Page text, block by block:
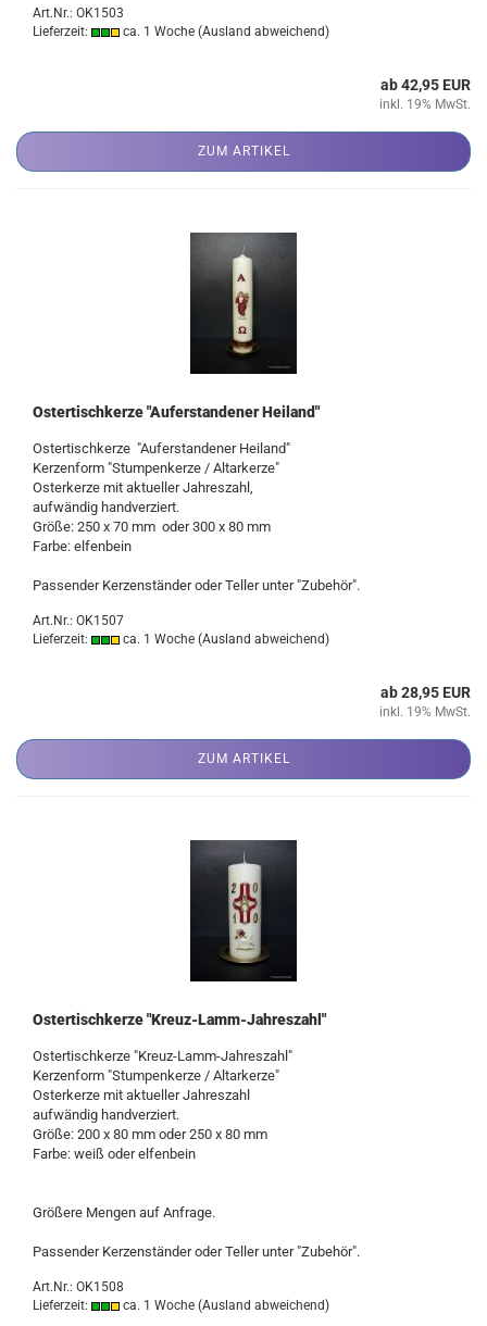
Art.Nr.: OK1503
Lieferzeit:
ca. 1 Woche (Ausland abweichend)
ab 42,95 EUR
inkl. 19% MwSt.
ZUM ARTIKEL
Ostertischkerze "Auferstandener Heiland"
Ostertischkerze "Auferstandener Heiland"
Kerzenform "Stumpenkerze / Altarkerze"
Osterkerze mit aktueller Jahreszahl,
aufwändig handverziert.
Größe: 250 x 70 mm oder 300 x 80 mm
Farbe: elfenbein
Passender Kerzenständer oder Teller unter "Zubehör".
Art.Nr.: OK1507
Lieferzeit:
ca. 1 Woche (Ausland abweichend)
ab 28,95 EUR
inkl. 19% MwSt.
ZUM ARTIKEL
Ostertischkerze "Kreuz-Lamm-Jahreszahl"
Ostertischkerze "Kreuz-Lamm-Jahreszahl"
Kerzenform "Stumpenkerze / Altarkerze"
Osterkerze mit aktueller Jahreszahl
aufwändig handverziert.
Größe: 200 x 80 mm oder 250 x 80 mm
Farbe: weiß oder elfenbein
Größere Mengen auf Anfrage.
Passender Kerzenständer oder Teller unter "Zubehör".
Art.Nr.: OK1508
Lieferzeit:
ca. 1 Woche (Ausland abweichend)